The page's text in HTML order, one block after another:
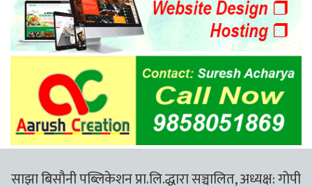
साझा बिसौनी पब्लिकेशन प्रा.लि.द्धारा सञ्चालित, अध्यक्ष: गोपी